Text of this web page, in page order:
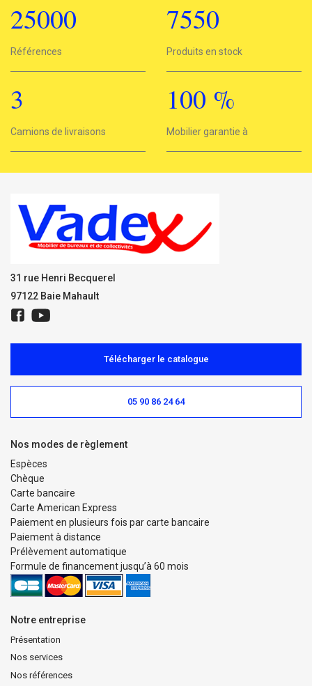
25000
25000
Références
7550
7550
Produits en stock
3
3
Camions de livraisons
100 %
Mobilier garantie à
31 rue Henri Becquerel
97122 Baie Mahault
Notre entreprise
Présentation
Nos services
Nos références
Télécharger le catalogue
05 90 86 24 64
Nos modes de règlement
Espèces
Chèque
Carte bancaire
Carte American Express
Paiement en plusieurs fois par carte bancaire
Paiement à distance
Prélèvement automatique
Formule de financement jusqu’à 60 mois